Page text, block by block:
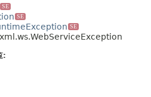
SE
SE
SE
: